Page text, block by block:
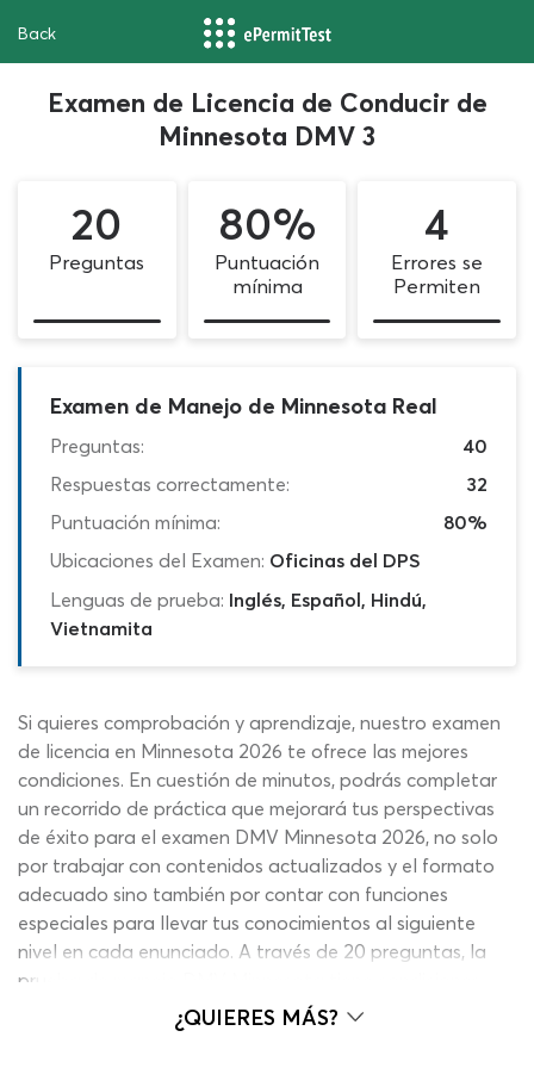
Back
Examen de Licencia de Conducir de
Minnesota DMV 3
20
Preguntas
80%
Puntuación
mínima
4
Errores se
Permiten
Examen de Manejo de Minnesota Real
Preguntas:
40
Respuestas correctamente:
32
Puntuación mínima:
80%
Ubicaciones del Examen: Oficinas del DPS
Lenguas de prueba: Inglés, Español, Hindú,
Vietnamita
Si quieres comprobación y aprendizaje, nuestro examen
de licencia en Minnesota 2026 te ofrece las mejores
condiciones. En cuestión de minutos, podrás completar
un recorrido de práctica que mejorará tus perspectivas
de éxito para el examen DMV Minnesota 2026, no solo
por trabajar con contenidos actualizados y el formato
adecuado sino también por contar con funciones
especiales para llevar tus conocimientos al siguiente
nivel en cada enunciado. A través de 20 preguntas, la
prueba de manejo DMV Minnesota tiene condiciones
similares a las que vivirás en la prueba real, con una nota
mínima de 80%. Aunque la extensión es menor al
¿QUIERES MÁS?